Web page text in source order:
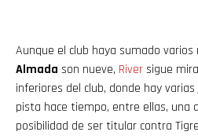
Aunque el club haya sumado
Almada son nueve, Riversigue
inferiores del club, donde hay
pista hace tiempo, entre ellas, una
posibilidad de ser titular contra